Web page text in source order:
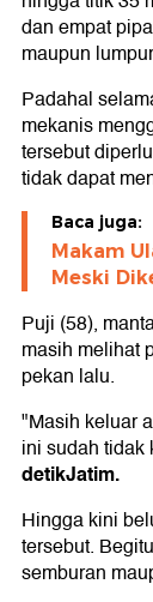
dan empat
maupun
Padahal
mekanis
tersebut
tidak dapat
Baca juga:
Makam
Meski
Puji (58),
masih melihat
pekan lalu.
"Masih keluar
ini sudah
detikJatim.
Hingga kini
tersebut.
semburan